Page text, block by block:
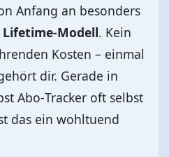
Anfang an besonders
Lifetime‑Modell. Kein
Kosten – einmal
dir. Gerade in
Abo‑Tracker oft selbst
das ein wohltuend